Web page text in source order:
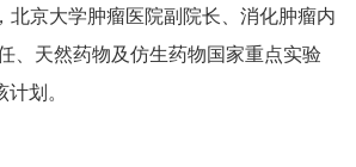
北京大学肿瘤医院副院长、消化肿瘤内
、天然药物及仿生药物国家重点实验
划。